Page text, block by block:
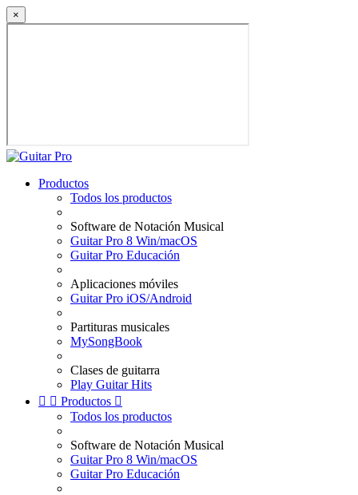
×
Productos
Todos los productos
Software de Notación Musical
Guitar Pro 8 Win/macOS
Guitar Pro Educación
Aplicaciones móviles
Guitar Pro iOS/Android
Partituras musicales
MySongBook
Clases de guitarra
Play Guitar Hits
  Productos 
Todos los productos
Software de Notación Musical
Guitar Pro 8 Win/macOS
Guitar Pro Educación